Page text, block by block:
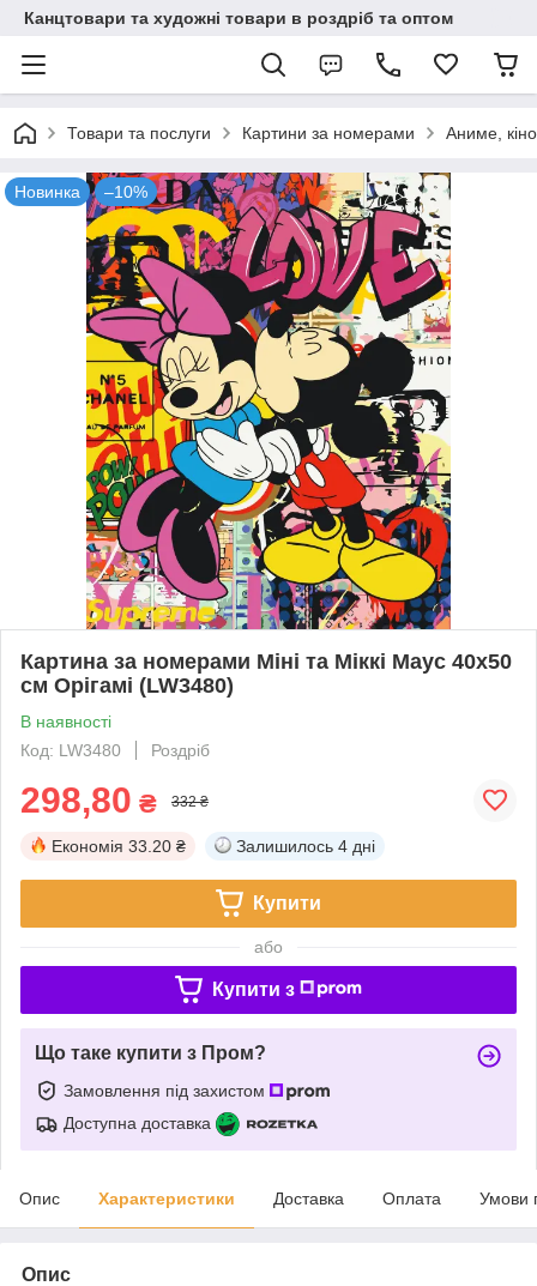
Канцтовари та художні товари в роздріб та оптом
Товари та послуги Картини за номерами Аниме,
Новинка –10%
Картина за номерами Міні та Міккі Маус 40x50
см Орігамі (LW3480)
В наявності
Код: LW3480
Роздріб
298,80 ₴ 332 ₴
Економія 33.20 ₴ Залишилось 4 дні
Купити
або
Купити з
Що таке купити з Пром?
Замовлення під захистом
Доступна доставка
Опис Характеристики Доставка Оплата Умови
Опис